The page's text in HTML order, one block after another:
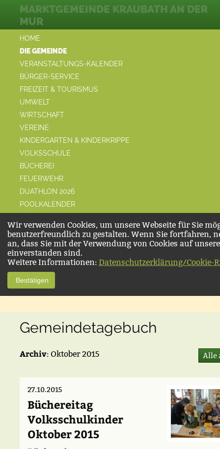
HOME
DIE GEMEINDE
VERANSTALTUNGS-KALENDER
BÜRGER-SERVICE
FREIZEIT & TOURISMUS
UMWELT
WIRTSCHAFT
VEREINE
KINDERGARTEN & KINDERKRIPPE
VOLKSSCHULE
BÜCHEREI
FEUERWEHR
DUATHLON 2026
POOLKALENDER
MARKTGEMEINDE KRAUBATH AN DER
MUR
Wir verwenden Cookies, um unsere Webseite für Sie
benutzerfreundlich zu gestalten. Wenn Sie fortfahren,
an, dass Sie mit der Verwendung von Cookies auf
einverstanden sind.
Weitere Informationen: Datenschutzerklärung/Cookie-
Bestätigen
Gemeindetagebuch
Archiv: Oktober 2015 Alle
27.10.2015
Büchereitag
Volksschulkinder
Oktober 2015